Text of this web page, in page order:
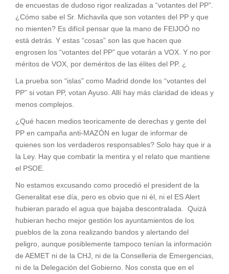
de encuestas de dudoso rigor realizadas a “votantes del PP”.
¿Cómo sabe el Sr. Michavila que son votantes del PP y que
no mienten? Es difícil pensar que la mano de FEIJOÓ no
está detrás. Y estas “cosas” son las que hacen que
engrosen los “votantes del PP” que votarán a VOX. Y no por
méritos de VOX, por deméritos de las élites del PP. ¿
La prueba son “islas” como Madrid donde los “votantes del
PP” si votan PP, votan Ayuso. Allí hay más claridad de ideas y
menos complejos.
¿Qué hacen medios teoricamente de derechas y gente del
PP en campaña anti-MAZÓN en lugar de informar de
quienes son los verdaderos responsables? Solo hay que ir a
la Ley. Hay que combatir la mentira y el relato que mantiene
el PSOE.
No estamos excusando como procedió el president de la
Generalitat ese día, pero es obvio que ni él, ni el ES Alert
hubieran parado el agua que bajaba descontralada. Quizá
hubieran hecho mejor gestión los ayuntamientos de los
pueblos de la zona realizando bandos y alertando del
peligro, aunque posiblemente tampoco tenían la información
de AEMET ni de la CHJ, ni de la Conselleria de Emergencias,
ni de la Delegación del Gobierno. Nos consta que en el